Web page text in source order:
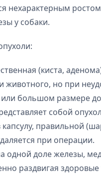
нехарактерным
у собаки.
(киста,
животного, но при
большом размере
собой
правильной
при операции.
одной доле железы,
раздвигая здоровые